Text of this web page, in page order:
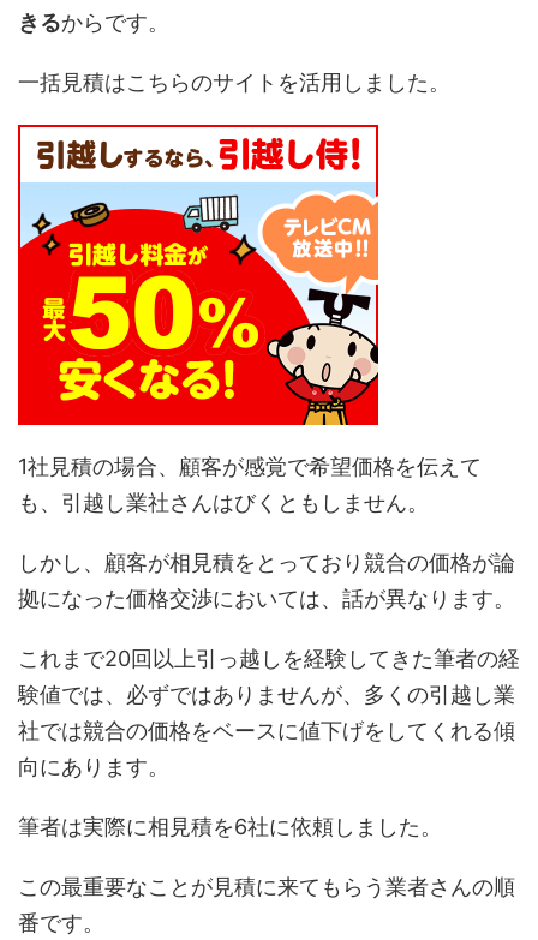
きるからです。
一括見積はこちらのサイトを活用しました。
1社見積の場合、顧客が感覚で希望価格を伝えて
も、引越し業社さんはびくともしません。
しかし、顧客が相見積をとっており競合の価格が論
拠になった価格交渉においては、話が異なります。
これまで20回以上引っ越しを経験してきた筆者の経
験値では、必ずではありませんが、多くの引越し業
社では競合の価格をベースに値下げをしてくれる傾
向にあります。
筆者は実際に相見積を6社に依頼しました。
この最重要なことが見積に来てもらう業者さんの順
番です。